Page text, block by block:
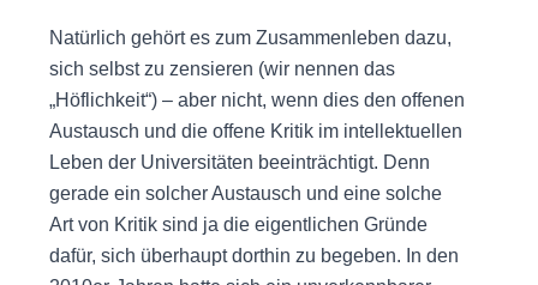
Natürlich gehört es zum Zusammenleben dazu,
sich selbst zu zensieren (wir nennen das
„Höflichkeit“) – aber nicht, wenn dies den offenen
Austausch und die offene Kritik im intellektuellen
Leben der Universitäten beeinträchtigt. Denn
gerade ein solcher Austausch und eine solche
Art von Kritik sind ja die eigentlichen Gründe
dafür, sich überhaupt dorthin zu begeben. In den